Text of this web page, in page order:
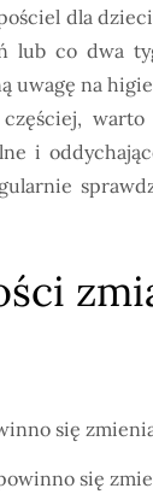
dla
lub co dwa
uwagę na
warto
i
się